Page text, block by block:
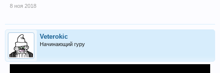
8 ноя 2018
Veterokic
Начинающий гуру